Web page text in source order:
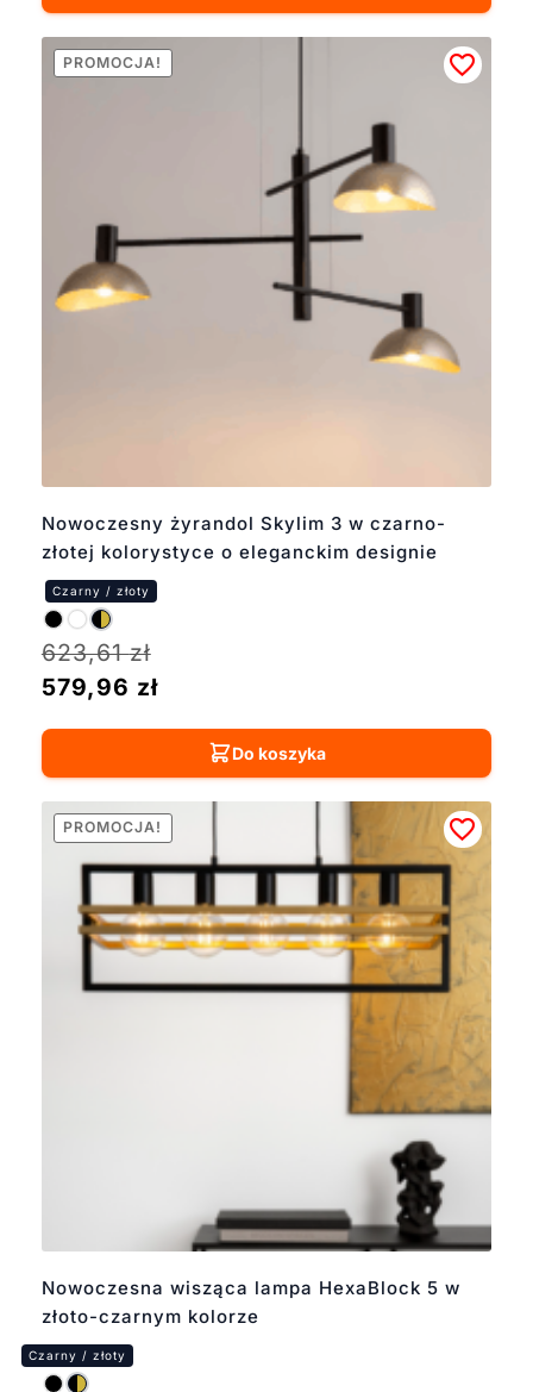
Nowoczesny żyrandol Skylim 3 w czarno-
złotej kolorystyce o eleganckim designie
PROMOCJA!
623,61zł
579,96 zł
Do koszyka
Nowoczesna wisząca lampa HexaBlock 5 w
złoto-czarnym kolorze
PROMOCJA!